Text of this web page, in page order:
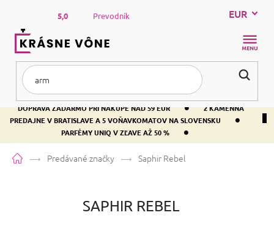
obsah
DOPRAVA ZADARMO PRI NÁKUPE NAD 59 EUR •
2 KAMENNÁ
PREDAJNE V BRATISLAVE A 5 VOŇAVKOMATOV NA SLOVENSKU
•
PARFÉMY UNIQ V ZĽAVE AŽ 50 % •
5,0 Prevodník EUR
DomovPredávané značky Saphir Rebel
SAPHIR REBEL